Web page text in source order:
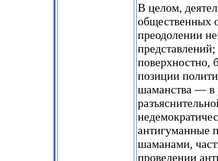
В целом,
общественных
преодолении
поверхностно,
позиции
шаманства — в
антигуманные
шаманами,
проведении